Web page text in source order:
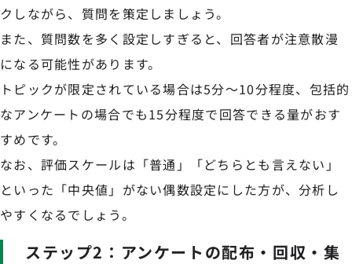
クしながら、質問を策定しましょう。
また、質問数を多く設定しすぎると、回答者が注意散漫
になる可能性があります。
トピックが限定されている場合は5分～10分程度、包括的
なアンケートの場合でも15分程度で回答できる量がおす
すめです。
なお、評価スケールは「普通」「どちらとも言えない」
といった「中央値」がない偶数設定にした方が、分析し
やすくなるでしょう。
ステップ2：アンケートの配布・回収・集